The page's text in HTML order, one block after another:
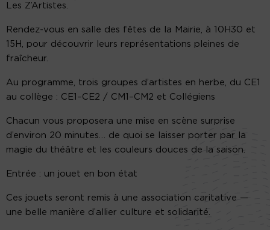
Les Z’Artistes.
Rendez-vous en salle des fêtes de la Mairie, à 10H30 et
15H, pour découvrir leurs représentations pleines de
fraîcheur.
Au programme, trois groupes d’artistes en herbe, du CE1
au collège : CE1–CE2 / CM1–CM2 et Collégiens
Chacun vous proposera une mise en scène surprise
d’environ 20 minutes… de quoi se laisser porter par la
magie du théâtre et les couleurs douces de la saison.
Entrée : un jouet en bon état
Ces jouets seront remis à une association caritative —
une belle manière d’allier culture et solidarité.